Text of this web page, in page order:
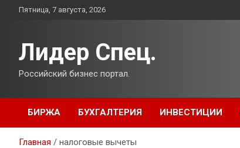
ПерейтиПятница, 7 августа, 2026
Лидер Спец.
Российский бизнес портал.
БИРЖА БУХГАЛТЕРИЯ ИНВЕСТИЦИИ
Главная налоговые вычеты